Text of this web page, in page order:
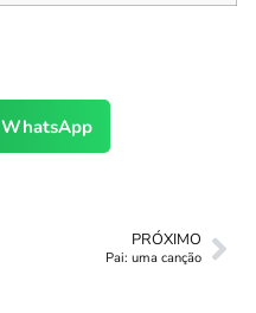
WhatsApp
PRÓXIMO
Pai: uma canção